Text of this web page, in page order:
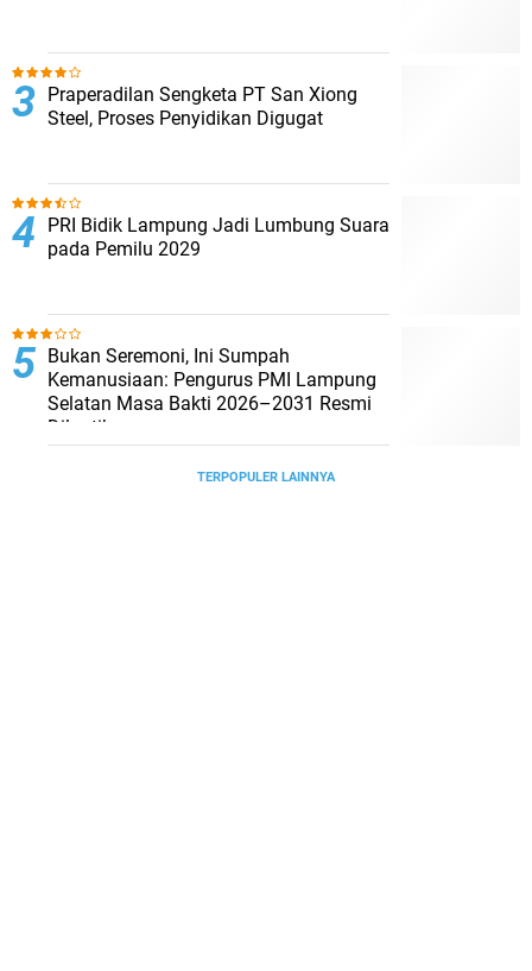
Praperadilan Sengketa PT San Xiong
Steel, Proses Penyidikan Digugat
PRI Bidik Lampung Jadi Lumbung Suara
pada Pemilu 2029
Bukan Seremoni, Ini Sumpah
Kemanusiaan: Pengurus PMI Lampung
Selatan Masa Bakti 2026–2031 Resmi
Dilantik
TERPOPULER LAINNYA